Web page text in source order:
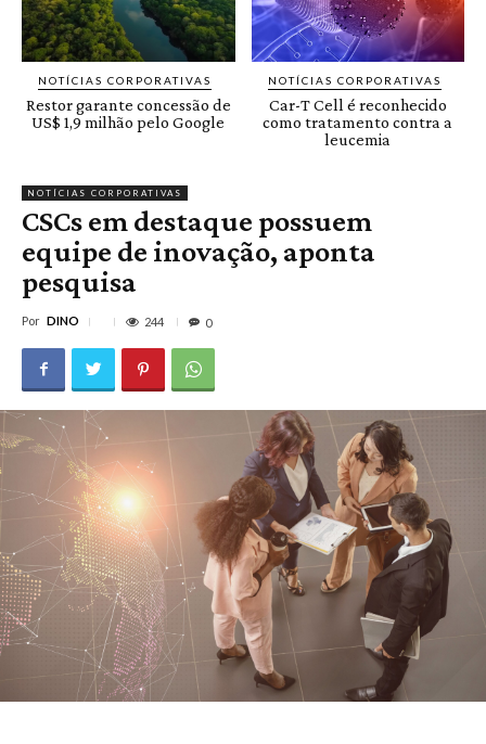
NOTÍCIAS CORPORATIVAS
Restor garante concessão de
US$ 1,9 milhão pelo Google
NOTÍCIAS CORPORATIVAS
Car-T Cell é reconhecido
como tratamento contra a
leucemia